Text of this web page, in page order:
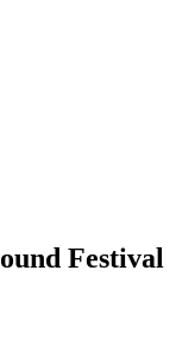
Festival